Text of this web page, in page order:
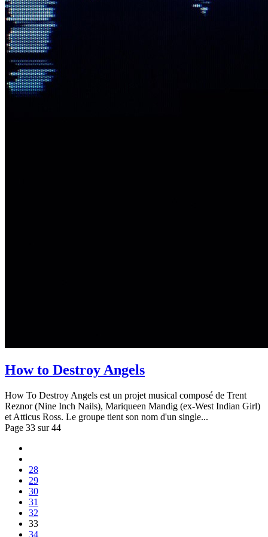
How to Destroy Angels
How To Destroy Angels est un projet musical composé de Trent
Reznor (Nine Inch Nails), Mariqueen Mandig (ex-West Indian Girl)
et Atticus Ross. Le groupe tient son nom d'un single...
Page 33 sur 44
28
29
30
31
32
33
34